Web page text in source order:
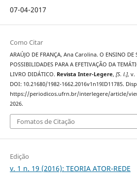
07-04-2017
Como Citar
ARAÚJO DE FRANÇA, Ana Carolina. O ENSINO DE
POSSIBILIDADES PARA A EFETIVAÇÃO DA
LIVRO DIDÁTICO. Revista Inter-Legere, [S. l.], v.
DOI: 10.21680/1982-1662.2016v1n19ID11785.
https://periodicos.ufrn.br/interlegere/article/
2026.
Fomatos de Citação
Edição
v. 1 n. 19 (2016): TEORIA ATOR-REDE